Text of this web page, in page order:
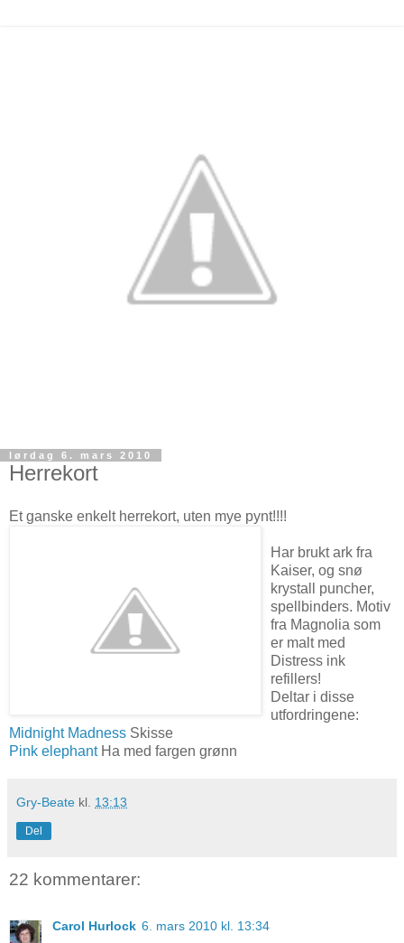
lørdag 6. mars 2010
Herrekort
Et ganske enkelt herrekort, uten mye pynt!!!!
Har brukt ark fra
Kaiser, og snø
krystall puncher,
spellbinders. Motiv
fra Magnolia som
er malt med
Distress ink
refillers!
Deltar i disse
utfordringene:
Midnight Madness Skisse
Pink elephantHa med fargen grønn
Gry-Beate kl. 13:13
Del
22 kommentarer:
Carol Hurlock 6. mars 2010 kl. 13:34